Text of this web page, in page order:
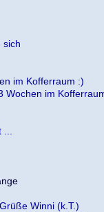
sich
im Kofferraum :)
Wochen im
Winni (k.T.)